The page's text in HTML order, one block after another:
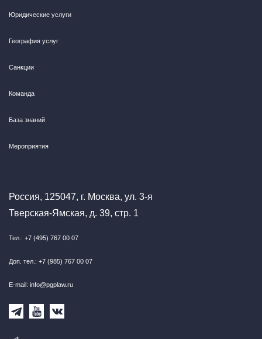
Юридические услуги
География услуг
Санкции
Команда
База знаний
Мероприятия
Россия, 125047, г. Москва, ул. 3-я
Тверская-Ямская, д. 39, стр. 1
Тел.: +7 (495) 767 00 07
Доп. тел.: +7 (985) 767 00 07
E-mail: info@pgplaw.ru